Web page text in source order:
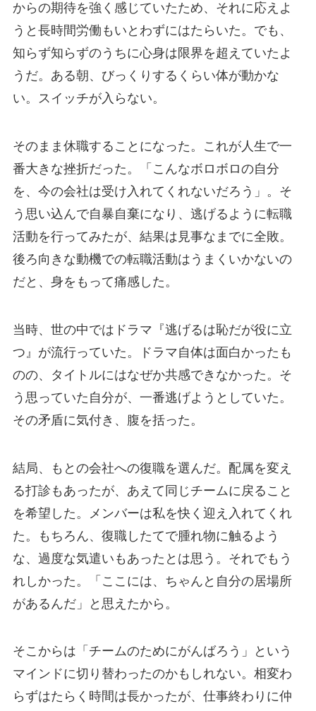
からの期待を強く感じていたため、それに応えよ
うと長時間労働もいとわずにはたらいた。でも、
知らず知らずのうちに心身は限界を超えていたよ
うだ。ある朝、びっくりするくらい体が動かな
い。スイッチが入らない。
そのまま休職することになった。これが人生で一
番大きな挫折だった。「こんなボロボロの自分
を、今の会社は受け入れてくれないだろう」。そ
う思い込んで自暴自棄になり、逃げるように転職
活動を行ってみたが、結果は見事なまでに全敗。
後ろ向きな動機での転職活動はうまくいかないの
だと、身をもって痛感した。
当時、世の中ではドラマ『逃げるは恥だが役に立
つ』が流行っていた。ドラマ自体は面白かったも
のの、タイトルにはなぜか共感できなかった。そ
う思っていた自分が、一番逃げようとしていた。
その矛盾に気付き、腹を括った。
結局、もとの会社への復職を選んだ。配属を変え
る打診もあったが、あえて同じチームに戻ること
を希望した。メンバーは私を快く迎え入れてくれ
た。もちろん、復職したてで腫れ物に触るよう
な、過度な気遣いもあったとは思う。それでもう
れしかった。「ここには、ちゃんと自分の居場所
があるんだ」と思えたから。
そこからは「チームのためにがんばろう」という
マインドに切り替わったのかもしれない。相変わ
らずはたらく時間は長かったが、仕事終わりに仲